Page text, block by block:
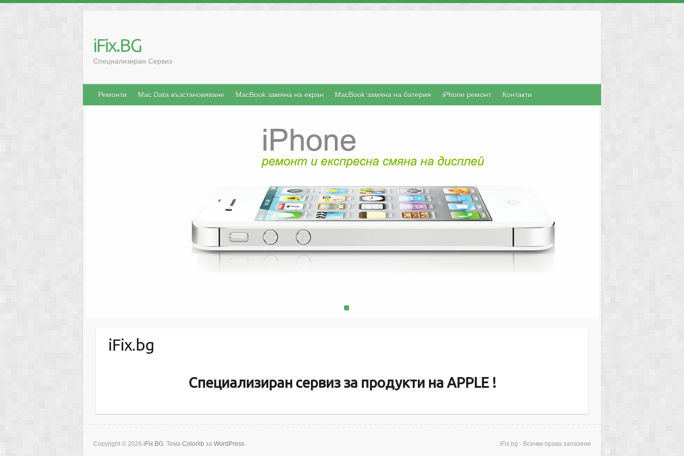
iFix.BG
Специализиран Сервиз
Ремонти Mac Data възстановяване MacBook замяна на екран MacBook замяна на батерия iPhone ремонт Контакти
Mac Поправка
iFix е бърз и качествен сервиз за настолни и
преносими машини като MacPro, MacBook Pro,
поправяме извънгаранционно екрани (дисплеи),
2
iFix.bg
Специализиран сервиз за продукти на APPLE !
Copyright © 2026 iFix.BG. Тема Colorlib за WordPress iFix.bg - Всички права запазени